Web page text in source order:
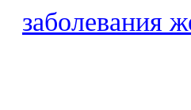
заболевания